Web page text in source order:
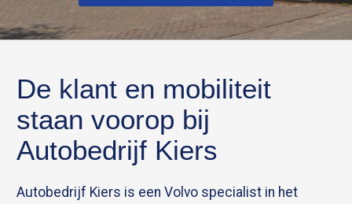
De klant en mobiliteit
staan voorop bij
Autobedrijf Kiers
Autobedrijf Kiers is een Volvo specialist in het